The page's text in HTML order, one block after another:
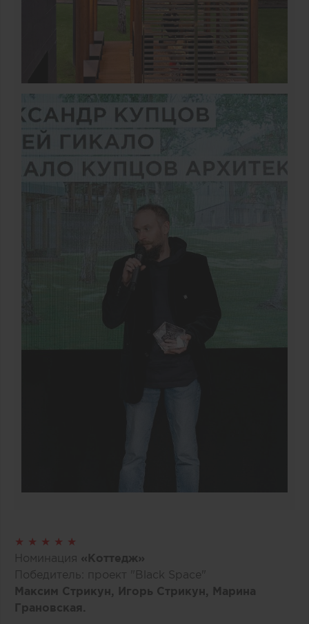
★ ★ ★ ★ ★
Номинация «Коттедж»
Победитель: проект "Black Space"
Максим Стрикун, Игорь Стрикун, Марина
Грановская.